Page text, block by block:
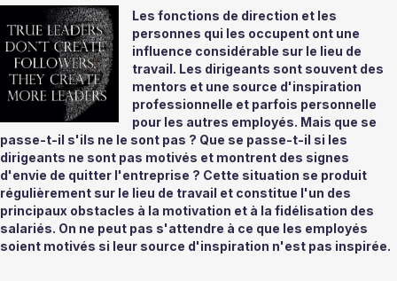
Les fonctions de direction et les
personnes qui les occupent ont une
influence considérable sur le lieu de
travail. Les dirigeants sont souvent des
mentors et une source d'inspiration
professionnelle et parfois personnelle
pour les autres employés. Mais que se
passe-t-il s'ils ne le sont pas ? Que se passe-t-il si les
dirigeants ne sont pas motivés et montrent des signes
d'envie de quitter l'entreprise ? Cette situation se produit
régulièrement sur le lieu de travail et constitue l'un des
principaux obstacles à la motivation et à la fidélisation des
salariés. On ne peut pas s'attendre à ce que les employés
soient motivés si leur source d'inspiration n'est pas inspirée.